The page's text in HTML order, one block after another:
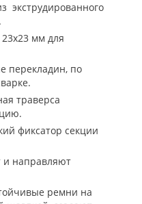
экструдированного
мм для
перекладин, по
траверса
фиксатор секции
направляют
ремни на